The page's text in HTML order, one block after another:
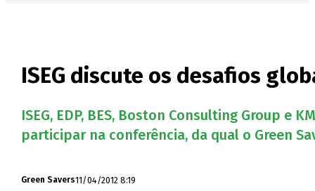
ISEG discute os desafios
ISEG, EDP, BES, Boston Consulting Group e
participar na conferência, da qual o Green
Green Savers11/04/2012 8:19